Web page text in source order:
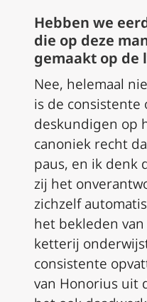
Hebben we
die op deze
gemaakt op de
Nee, helemaal
is de consistente
deskundigen op
canoniek recht
paus, en ik denk
zij het
zichzelf
het bekleden
ketterij
consistente
van Honorius uit